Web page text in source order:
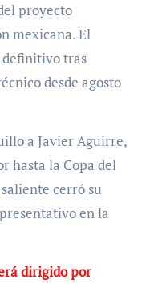
proyecto
mexicana. El
definitivo tras
desde agosto
a Javier Aguirre,
hasta la Copa del
cerró su
en la
dirigido por